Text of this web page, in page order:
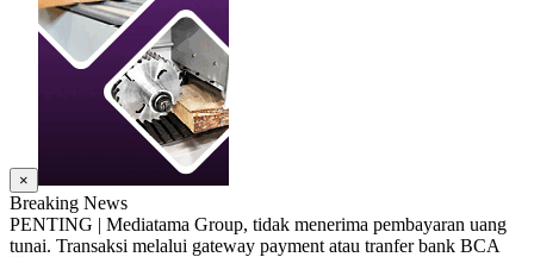
×
Breaking News
PENTING | Mediatama Group, tidak menerima pembayaran uang
tunai. Transaksi melalui gateway payment atau tranfer bank BCA